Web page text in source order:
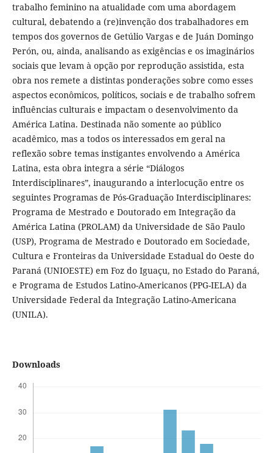
trabalho feminino na atualidade com uma abordagem
cultural, debatendo a (re)invenção dos trabalhadores em
tempos dos governos de Getúlio Vargas e de Juán Domingo
Perón, ou, ainda, analisando as exigências e os imaginários
sociais que levam à opção por reprodução assistida, esta
obra nos remete a distintas ponderações sobre como esses
aspectos econômicos, políticos, sociais e de trabalho sofrem
influências culturais e impactam o desenvolvimento da
América Latina. Destinada não somente ao público
acadêmico, mas a todos os interessados em geral na
reflexão sobre temas instigantes envolvendo a América
Latina, esta obra integra a série “Diálogos
Interdisciplinares”, inaugurando a interlocução entre os
seguintes Programas de Pós-Graduação Interdisciplinares:
Programa de Mestrado e Doutorado em Integração da
América Latina (PROLAM) da Universidade de São Paulo
(USP), Programa de Mestrado e Doutorado em Sociedade,
Cultura e Fronteiras da Universidade Estadual do Oeste do
Paraná (UNIOESTE) em Foz do Iguaçu, no Estado do Paraná,
e Programa de Estudos Latino-Americanos (PPG-IELA) da
Universidade Federal da Integração Latino-Americana
(UNILA).
Downloads